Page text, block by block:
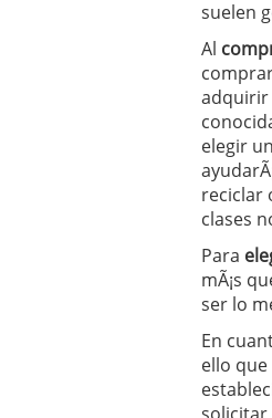
suelen
Al
adquirir
elegir
reciclar
clases
Para
mÃ¡s
ser lo
En
ello